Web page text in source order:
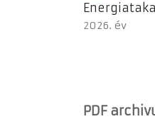
2026. év
PDF